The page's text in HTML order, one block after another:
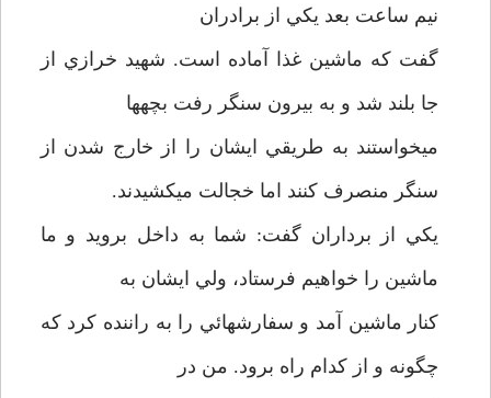
نيم ساعت بعد يكي از برادران
گفت كه ماشين غذا آماده است. شهيد خرازي از
جا بلند شد و به بيرون سنگر رفت بچه­ها
مي­خواستند به طريقي ايشان را از خارج شدن از
سنگر منصرف كنند اما خجالت مي­كشيدند.
يكي از برداران گفت: شما به داخل برويد و ما
ماشين را خواهيم فرستاد، ولي ايشان به
كنار ماشين آمد و سفارشهائي را به راننده كرد كه
چگونه و از كدام راه برود. من در